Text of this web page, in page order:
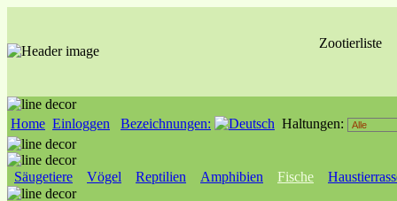
Zootierliste
Home Einloggen Bezeichnungen: Haltungen:
Säugetiere Vögel Reptilien Amphibien Fische